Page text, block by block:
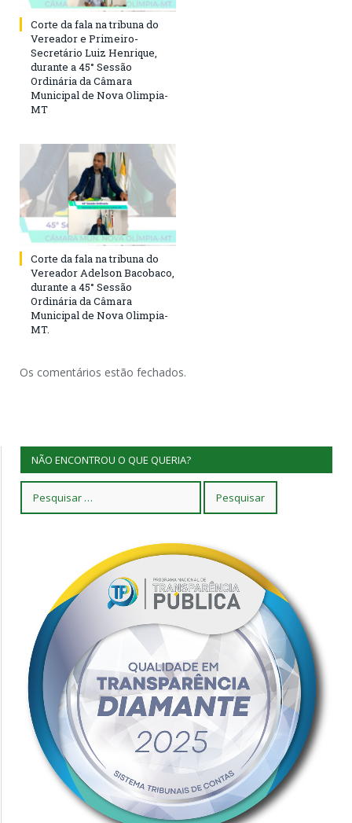
Corte da fala na tribuna do
Vereador e Primeiro-
Secretário Luiz Henrique,
durante a 45° Sessão
Ordinária da Câmara
Municipal de Nova Olimpia-
MT
Corte da fala na tribuna do
Vereador Adelson Bacobaco,
durante a 45° Sessão
Ordinária da Câmara
Municipal de Nova Olimpia-
MT.
Os comentários estão fechados.
NÃO ENCONTROU O QUE QUERIA?